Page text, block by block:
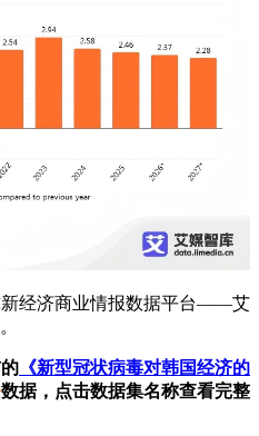
经济商业情报数据平台——艾
《新型冠状病毒对韩国经济的
数据，点击数据集名称查看完整